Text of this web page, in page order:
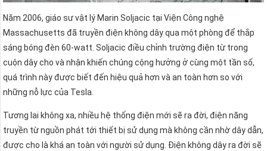
Năm 2006, giáo sư vật lý Marin Soljacic tại Viện Công nghệ
Massachusetts đã truyền điện không dây qua một phòng để thắp
sáng bóng đèn 60-watt. Soljacic điều chỉnh trường điện từ trong
cuộn dây cho và nhận khiến chúng cộng hưởng ở cùng một tần số,
quá trình này được biết đến hiệu quả hơn và an toàn hơn so với
những nỗ lực của Tesla.
Tương lai không xa, nhiều hệ thống điện mới sẽ ra đời, điện năng
truyền từ nguồn phát tới thiết bị sử dụng mà không cần nhờ dây dẫn,
được cho là khá an toàn với người sử dụng. Điện không dây ra đời sẽ